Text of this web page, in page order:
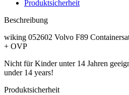
Produktsicherheit
Beschreibung
wiking 052602 Volvo F89
+ OVP
Nicht für Kinder unter 14 Jahren
under 14 years!
Produktsicherheit